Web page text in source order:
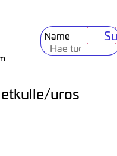
Name
uros